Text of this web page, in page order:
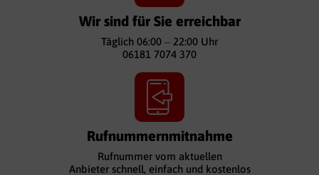
Wir sind für Sie erreichbar
Täglich 06:00 – 22:00 Uhr
06181 7074 370
Rufnummernmitnahme
Rufnummer vom aktuellen
Anbieter schnell, einfach und kostenlos